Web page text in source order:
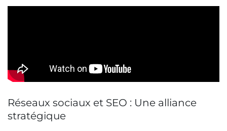
Réseaux sociaux et SEO : Une alliance
stratégique